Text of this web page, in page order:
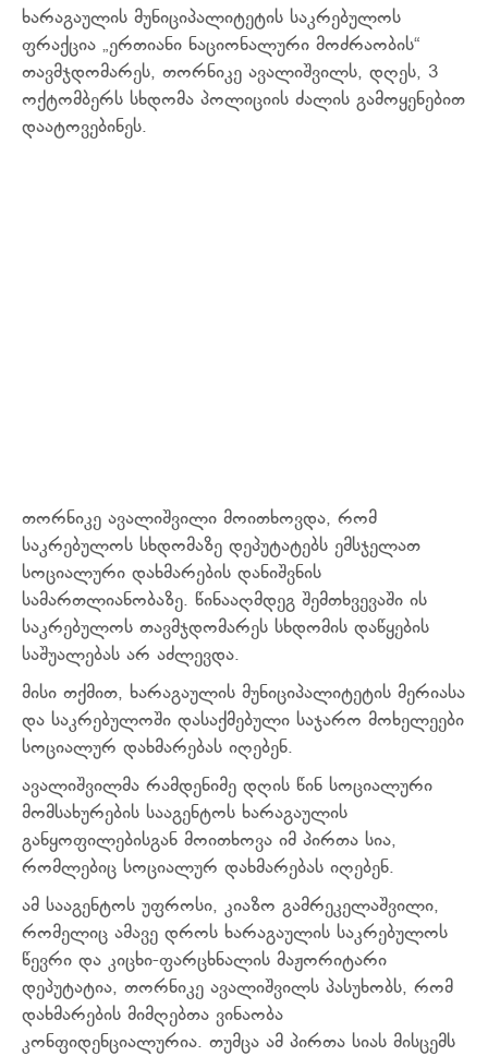
ხარაგაულის მუნიციპალიტეტის საკრებულოს
ფრაქცია „ერთიანი ნაციონალური მოძრაობის“
თავმჯდომარეს, თორნიკე ავალიშვილს, დღეს, 3
ოქტომბერს სხდომა პოლიციის ძალის გამოყენებით
დაატოვებინეს.
თორნიკე ავალიშვილი მოითხოვდა, რომ
საკრებულოს სხდომაზე დეპუტატებს ემსჯელათ
სოციალური დახმარების დანიშვნის
სამართლიანობაზე. წინააღმდეგ შემთხვევაში ის
საკრებულოს თავმჯდომარეს სხდომის დაწყების
საშუალებას არ აძლევდა.
მისი თქმით, ხარაგაულის მუნიციპალიტეტის მერიასა
და საკრებულოში დასაქმებული საჯარო მოხელეები
სოციალურ დახმარებას იღებენ.
ავალიშვილმა რამდენიმე დღის წინ სოციალური
მომსახურების სააგენტოს ხარაგაულის
განყოფილებისგან მოითხოვა იმ პირთა სია,
რომლებიც სოციალურ დახმარებას იღებენ.
ამ სააგენტოს უფროსი, კიაზო გამრეკელაშვილი,
რომელიც ამავე დროს ხარაგაულის საკრებულოს
წევრი და კიცხი-ფარცხნალის მაჟორიტარი
დეპუტატია, თორნიკე ავალიშვილს პასუხობს, რომ
დახმარების მიმღებთა ვინაობა
კონფიდენციალურია. თუმცა ამ პირთა სიას მისცემს